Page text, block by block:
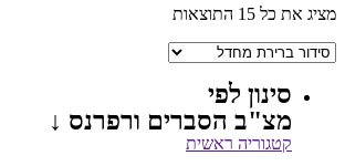
מציג את כל 15 התוצאות
סינון לפי
מצ"ב הסברים ורפרנס ↓
קטגוריה ראשית